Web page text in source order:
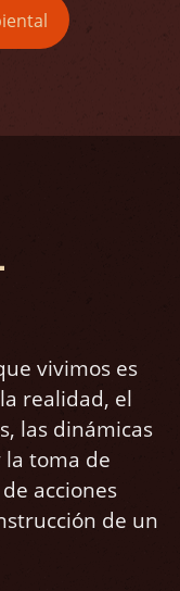
vivimos es
realidad, el
las dinámicas
la toma de
acciones
de un